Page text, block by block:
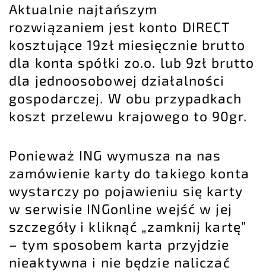
Aktualnie najtańszym
rozwiązaniem jest konto DIRECT
kosztujące 19zł miesięcznie brutto
dla konta spółki zo.o. lub 9zł brutto
dla jednoosobowej działalności
gospodarczej. W obu przypadkach
koszt przelewu krajowego to 90gr.
Ponieważ ING wymusza na nas
zamówienie karty do takiego konta
wystarczy po pojawieniu się karty
w serwisie INGonline wejść w jej
szczegóły i kliknąć „zamknij kartę”
– tym sposobem karta przyjdzie
nieaktywna i nie będzie naliczać